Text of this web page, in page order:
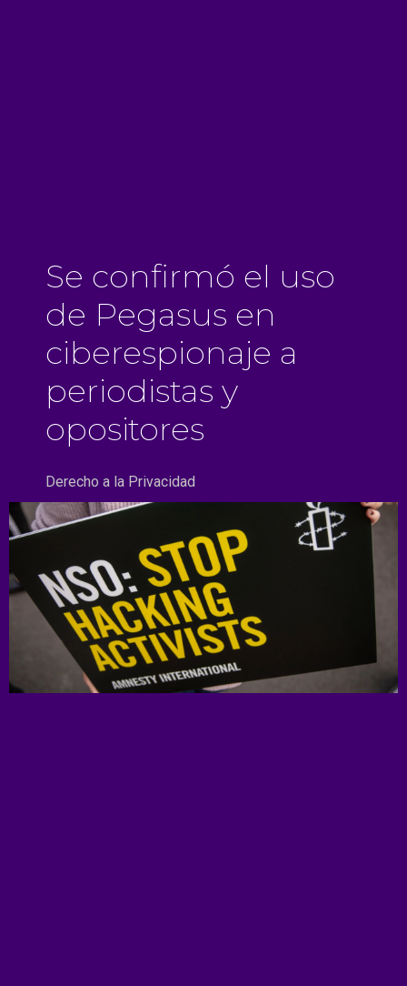
Se confirmó el uso
de Pegasus en
ciberespionaje a
periodistas y
opositores
Derecho a la Privacidad